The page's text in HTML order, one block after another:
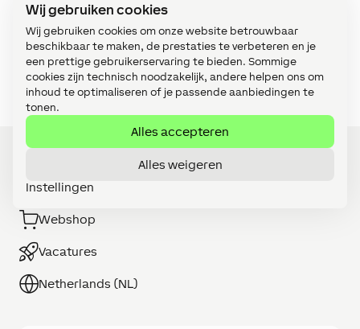
Wij gebruiken cookies
Wij gebruiken cookies om onze website betrouwbaar
beschikbaar te maken, de prestaties te verbeteren en je
een prettige gebruikerservaring te bieden. Sommige
cookies zijn technisch noodzakelijk, andere helpen ons om
inhoud te optimaliseren of je passende aanbiedingen te
tonen.
Alles accepteren
Alles weigeren
Instellingen
Implementatie in de praktijk (114)
Intercom (3)
Klimaat (15)
Word LOXONE Partner
Webshop
Vacatures
Netherlands (NL)